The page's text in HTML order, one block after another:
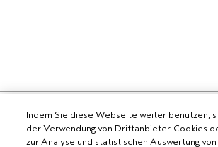
AVEDA SALON WERDEN
WERDE EIN AVEDA-SALON
Indem Sie diese Webseite weiter benutzen,
der Verwendung von Drittanbieter-Cookies
zur Analyse und statistischen Auswertung